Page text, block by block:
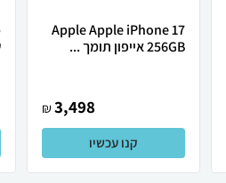
Apple Apple iPhone 17
256GB אייפון תומך ...
3,498
₪
קנו עכשיו